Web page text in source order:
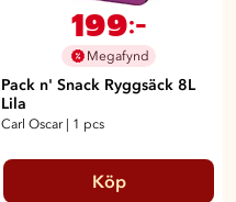
199:-
Megafynd
Pack n' Snack Ryggsäck 8L
Lila
Carl Oscar | 1 pcs
Köp